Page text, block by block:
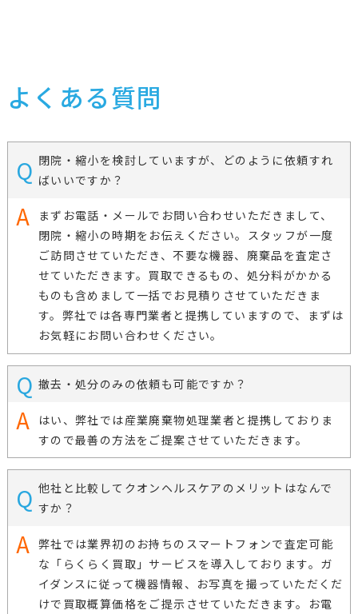
よくある質問
閉院・縮小を検討していますが、どのように依頼すれ
ばいいですか？
まずお電話・メールでお問い合わせいただきまして、
閉院・縮小の時期をお伝えください。スタッフが一度
ご訪問させていただき、不要な機器、廃棄品を査定さ
せていただきます。買取できるもの、処分料がかかる
ものも含めまして一括でお見積りさせていただきま
す。弊社では各専門業者と提携していますので、まずは
お気軽にお問い合わせください。
撤去・処分のみの依頼も可能ですか？
はい、弊社では産業廃棄物処理業者と提携しておりま
すので最善の方法をご提案させていただきます。
他社と比較してクオンヘルスケアのメリットはなんで
すか？
弊社では業界初のお持ちのスマートフォンで査定可能
な「らくらく買取」サービスを導入しております。ガ
イダンスに従って機器情報、お写真を撮っていただくだ
けで買取概算価格をご提示させていただきます。お電